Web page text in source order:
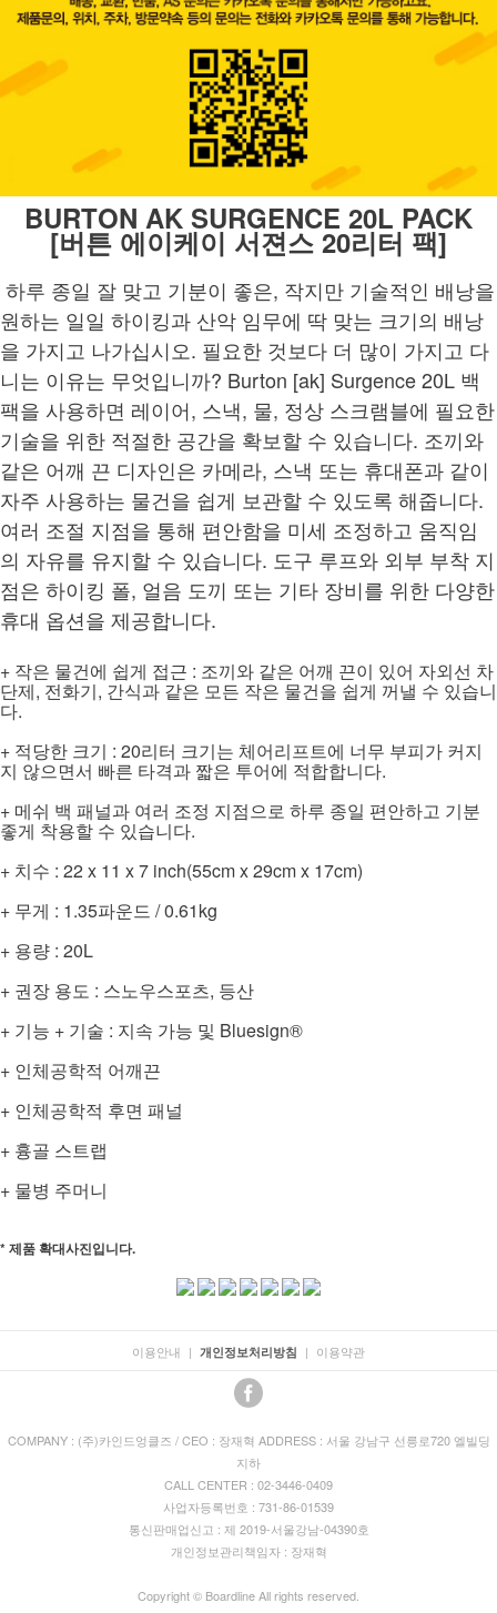
BURTON AK SURGENCE 20L PACK
[버튼 에이케이 서젼스 20리터 팩]
하루 종일 잘 맞고 기분이 좋은, 작지만 기술적인 배낭을
원하는 일일 하이킹과 산악 임무에 딱 맞는 크기의 배낭
을 가지고 나가십시오. 필요한 것보다 더 많이 가지고 다
니는 이유는 무엇입니까? Burton [ak] Surgence 20L 백
팩을 사용하면 레이어, 스낵, 물, 정상 스크램블에 필요한
기술을 위한 적절한 공간을 확보할 수 있습니다. 조끼와
같은 어깨 끈 디자인은 카메라, 스낵 또는 휴대폰과 같이
자주 사용하는 물건을 쉽게 보관할 수 있도록 해줍니다.
여러 조절 지점을 통해 편안함을 미세 조정하고 움직임
의 자유를 유지할 수 있습니다. 도구 루프와 외부 부착 지
점은 하이킹 폴, 얼음 도끼 또는 기타 장비를 위한 다양한
휴대 옵션을 제공합니다.
+ 작은 물건에 쉽게 접근 : 조끼와 같은 어깨 끈이 있어 자외선 차
단제, 전화기, 간식과 같은 모든 작은 물건을 쉽게 꺼낼 수 있습니
다.
+ 적당한 크기 : 20리터 크기는 체어리프트에 너무 부피가 커지
지 않으면서 빠른 타격과 짧은 투어에 적합합니다.
+ 메쉬 백 패널과 여러 조정 지점으로 하루 종일 편안하고 기분
좋게 착용할 수 있습니다.
+ 치수 : 22 x 11 x 7 inch(55cm x 29cm x 17cm)
+ 무게 : 1.35파운드 / 0.61kg
+ 용량 : 20L
+ 권장 용도 : 스노우스포츠, 등산
+ 기능 + 기술 : 지속 가능 및 Bluesign®
+ 인체공학적 어깨끈
+ 인체공학적 후면 패널
+ 흉골 스트랩
+ 물병 주머니
* 제품 확대사진입니다.
이용안내 | 개인정보처리방침 | 이용약관
COMPANY : (주)카인드엉클즈 / CEO : 장재혁 ADDRESS : 서울 강남구 선릉로720 엘빌딩
지하
CALL CENTER : 02-3446-0409
사업자등록번호 : 731-86-01539
통신판매업신고 : 제 2019-서울강남-04390호
개인정보관리책임자 : 장재혁
Copyright © Boardline All rights reserved.